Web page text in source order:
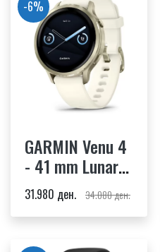
-6%
GARMIN Venu 4
- 41 mm Lunar
Gold, Bone
Silicone Band
31.980 ден. 34.080 ден.